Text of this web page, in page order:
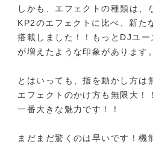
しかも、エフェクトの種類は、
KP2のエフェクトに比べ、新た
搭載しました！！もっとDJユー
が増えたような印象があります。
とはいっても、指を動かし方は
エフェクトのかけ方も無限大！
一番大きな魅力です！！
まだまだ驚くのは早いです！機